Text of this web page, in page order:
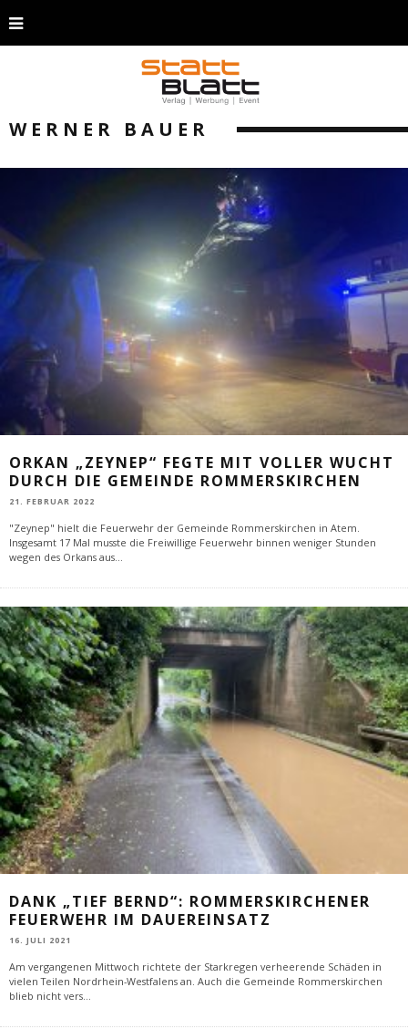
WERNER BAUER
ORKAN „ZEYNEP“ FEGTE MIT VOLLER WUCHT
DURCH DIE GEMEINDE ROMMERSKIRCHEN
21. FEBRUAR 2022
"Zeynep" hielt die Feuerwehr der Gemeinde Rommerskirchen in Atem.
Insgesamt 17 Mal musste die Freiwillige Feuerwehr binnen weniger Stunden
wegen des Orkans aus...
DANK „TIEF BERND“: ROMMERSKIRCHENER
FEUERWEHR IM DAUEREINSATZ
16. JULI 2021
Am vergangenen Mittwoch richtete der Starkregen verheerende Schäden in
vielen Teilen Nordrhein-Westfalens an. Auch die Gemeinde Rommerskirchen
blieb nicht vers...